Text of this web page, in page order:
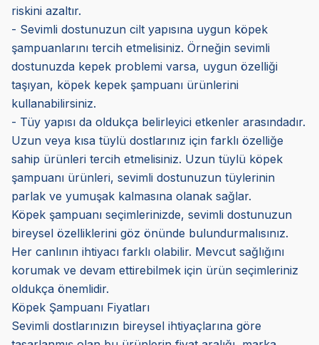
riskini azaltır.
- Sevimli dostunuzun cilt yapısına uygun köpek
şampuanlarını tercih etmelisiniz. Örneğin sevimli
dostunuzda kepek problemi varsa, uygun özelliği
taşıyan, köpek kepek şampuanı ürünlerini
kullanabilirsiniz.
- Tüy yapısı da oldukça belirleyici etkenler arasındadır.
Uzun veya kısa tüylü dostlarınız için farklı özelliğe
sahip ürünleri tercih etmelisiniz. Uzun tüylü köpek
şampuanı ürünleri, sevimli dostunuzun tüylerinin
parlak ve yumuşak kalmasına olanak sağlar.
Köpek şampuanı seçimlerinizde, sevimli dostunuzun
bireysel özelliklerini göz önünde bulundurmalısınız.
Her canlının ihtiyacı farklı olabilir. Mevcut sağlığını
korumak ve devam ettirebilmek için ürün seçimleriniz
oldukça önemlidir.
Köpek Şampuanı Fiyatları
Sevimli dostlarınızın bireysel ihtiyaçlarına göre